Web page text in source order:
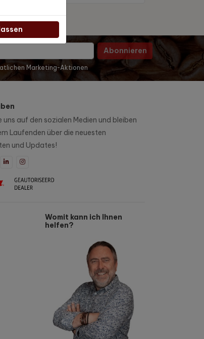
Abonnieren
Marketing-Aktionen
uns auf den sozialen Medien und bleiben
Laufenden über die neuesten
und Updates!
Womit kann ich Ihnen
helfen?